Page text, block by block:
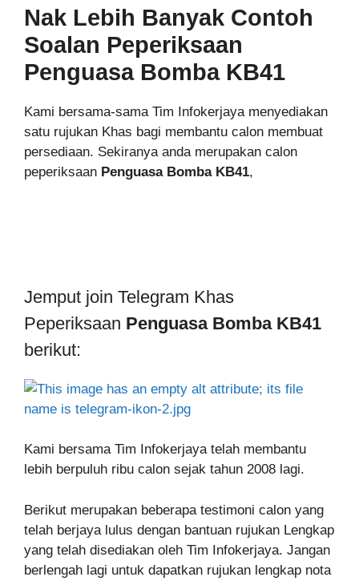
Nak Lebih Banyak Contoh
Soalan Peperiksaan
Penguasa Bomba KB41
Kami bersama-sama Tim Infokerjaya menyediakan
satu rujukan Khas bagi membantu calon membuat
persediaan. Sekiranya anda merupakan calon
peperiksaan Penguasa Bomba KB41,
Jemput join Telegram Khas
Peperiksaan Penguasa Bomba KB41
berikut:
Kami bersama Tim Infokerjaya telah membantu
lebih berpuluh ribu calon sejak tahun 2008 lagi.
Berikut merupakan beberapa testimoni calon yang
telah berjaya lulus dengan bantuan rujukan Lengkap
yang telah disediakan oleh Tim Infokerjaya. Jangan
berlengah lagi untuk dapatkan rujukan lengkap nota